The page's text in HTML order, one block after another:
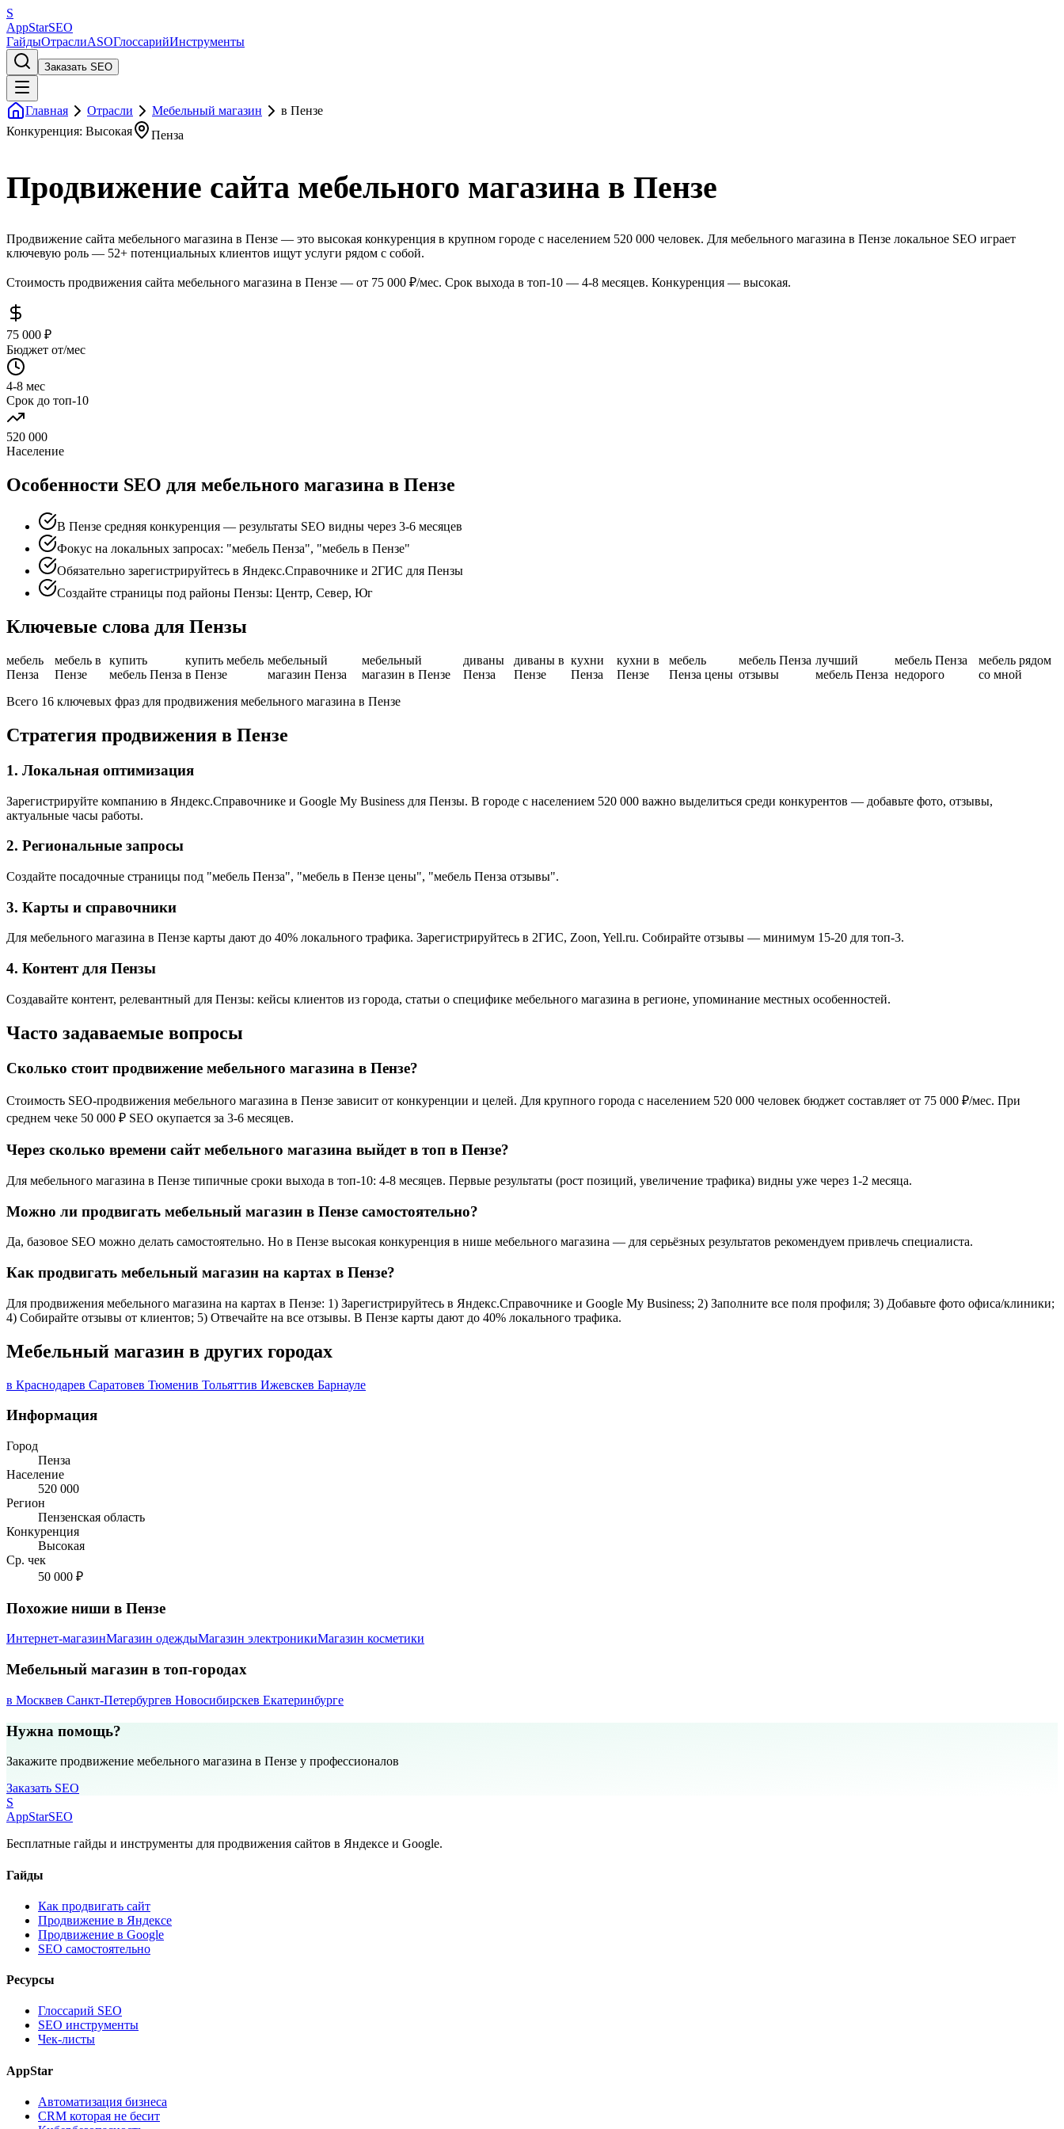
S
AppStarSEO
ГайдыОтраслиASOГлоссарийИнструменты
Заказать SEO
Главная Отрасли Мебельный магазин
в Пензе
Конкуренция: Высокая
Пенза
Продвижение сайта мебельного магазина в Пензе
Продвижение сайта мебельного магазина в Пензе — это высокая конкуренция в крупном городе с населением 520 000 человек. Для мебельного магазина в Пензе локальное SEO играет
ключевую роль — 52+ потенциальных клиентов ищут услуги рядом с собой.
Стоимость продвижения сайта мебельного магазина в Пензе — от 75 000 ₽/мес. Срок выхода в топ-10 — 4-8 месяцев. Конкуренция — высокая.
75 000 ₽
Бюджет от/мес
4-8 мес
Срок до топ-10
520 000
Население
Особенности SEO для мебельного магазина в Пензе
В Пензе средняя конкуренция — результаты SEO видны через 3-6 месяцев
Фокус на локальных запросах: "мебель Пенза", "мебель в Пензе"
Обязательно зарегистрируйтесь в Яндекс.Справочнике и 2ГИС для Пензы
Создайте страницы под районы Пензы: Центр, Север, Юг
Ключевые слова для Пензы
мебель
Пенза
мебель в
Пензе
купить
мебель Пенза
купить мебель
в Пензе
мебельный
магазин Пенза
мебельный
магазин в Пензе
диваны
Пенза
диваны в
Пензе
кухни
Пенза
кухни в
Пензе
мебель
Пенза цены
мебель Пенза
отзывы
лучший
мебель Пенза
мебель Пенза
недорого
мебель рядом
со мной
Всего 16 ключевых фраз для продвижения мебельного магазина в Пензе
Стратегия продвижения в Пензе
1. Локальная оптимизация
Зарегистрируйте компанию в Яндекс.Справочнике и Google My Business для Пензы. В городе с населением 520 000 важно выделиться среди конкурентов — добавьте фото, отзывы,
актуальные часы работы.
2. Региональные запросы
Создайте посадочные страницы под "мебель Пенза", "мебель в Пензе цены", "мебель Пенза отзывы".
3. Карты и справочники
Для мебельного магазина в Пензе карты дают до 40% локального трафика. Зарегистрируйтесь в 2ГИС, Zoon, Yell.ru. Собирайте отзывы — минимум 15-20 для топ-3.
4. Контент для Пензы
Создавайте контент, релевантный для Пензы: кейсы клиентов из города, статьи о специфике мебельного магазина в регионе, упоминание местных особенностей.
Часто задаваемые вопросы
Сколько стоит продвижение мебельного магазина в Пензе?
Стоимость SEO-продвижения мебельного магазина в Пензе зависит от конкуренции и целей. Для крупного города с населением 520 000 человек бюджет составляет от 75 000 ₽/мес. При
среднем чеке 50 000 ₽ SEO окупается за 3-6 месяцев.
Через сколько времени сайт мебельного магазина выйдет в топ в Пензе?
Для мебельного магазина в Пензе типичные сроки выхода в топ-10: 4-8 месяцев. Первые результаты (рост позиций, увеличение трафика) видны уже через 1-2 месяца.
Можно ли продвигать мебельный магазин в Пензе самостоятельно?
Да, базовое SEO можно делать самостоятельно. Но в Пензе высокая конкуренция в нише мебельного магазина — для серьёзных результатов рекомендуем привлечь специалиста.
Как продвигать мебельный магазин на картах в Пензе?
Для продвижения мебельного магазина на картах в Пензе: 1) Зарегистрируйтесь в Яндекс.Справочнике и Google My Business; 2) Заполните все поля профиля; 3) Добавьте фото офиса/клиники;
4) Собирайте отзывы от клиентов; 5) Отвечайте на все отзывы. В Пензе карты дают до 40% локального трафика.
Мебельный магазин в других городах
в Краснодарев Саратовев Тюменив Тольяттив Ижевскев Барнауле
Информация
Город
Пенза
Население
520 000
Регион
Пензенская область
Конкуренция
Высокая
Ср. чек
50 000 ₽
Похожие ниши в Пензе
Интернет-магазинМагазин одеждыМагазин электроникиМагазин косметики
Мебельный магазин в топ-городах
в Москвев Санкт-Петербургев Новосибирскев Екатеринбурге
Нужна помощь?
Закажите продвижение мебельного магазина в Пензе у профессионалов
Заказать SEO
S
AppStarSEO
Бесплатные гайды и инструменты для продвижения сайтов в Яндексе и Google.
Гайды
Как продвигать сайт
Продвижение в Яндексе
Продвижение в Google
SEO самостоятельно
Ресурсы
Глоссарий SEO
SEO инструменты
Чек-листы
AppStar
Автоматизация бизнеса
CRM которая не бесит